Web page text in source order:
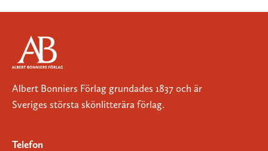
Albert Bonniers Förlag grundades 1837 och är
Sveriges största skönlitterära förlag.
Telefon